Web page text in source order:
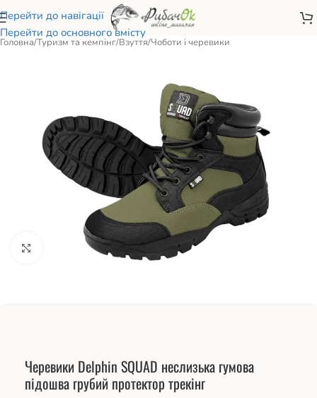
Перейти до навігації
Перейти до основного вмісту
Головна/Туризм та кемпінг/Взуття/Чоботи і черевики
Натисніть, щоб збільшити
Черевики Delphin SQUAD неслизька гумова
підошва грубий протектор трекінг